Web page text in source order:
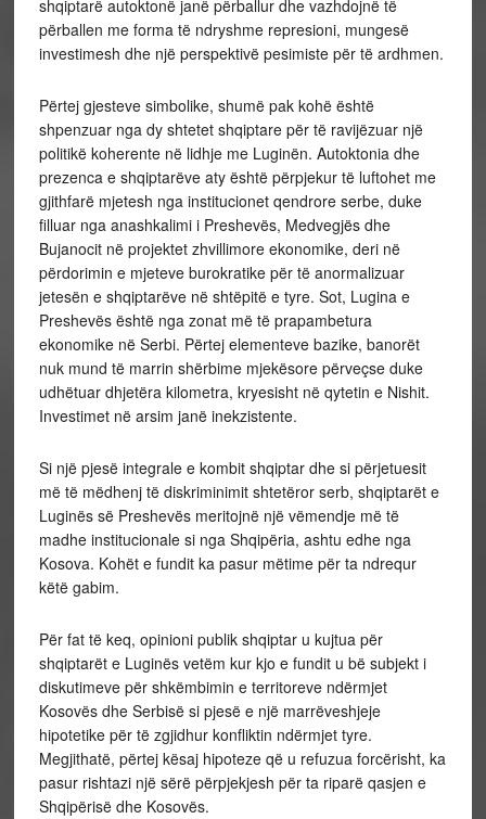
shqiptarë autoktonë janë përballur dhe vazhdojnë të
përballen me forma të ndryshme represioni, mungesë
investimesh dhe një perspektivë pesimiste për të ardhmen.
Përtej gjesteve simbolike, shumë pak kohë është
shpenzuar nga dy shtetet shqiptare për të ravijëzuar një
politikë koherente në lidhje me Luginën. Autoktonia dhe
prezenca e shqiptarëve aty është përpjekur të luftohet me
gjithfarë mjetesh nga institucionet qendrore serbe, duke
filluar nga anashkalimi i Preshevës, Medvegjës dhe
Bujanocit në projektet zhvillimore ekonomike, deri në
përdorimin e mjeteve burokratike për të anormalizuar
jetesën e shqiptarëve në shtëpitë e tyre. Sot, Lugina e
Preshevës është nga zonat më të prapambetura
ekonomike në Serbi. Përtej elementeve bazike, banorët
nuk mund të marrin shërbime mjekësore përveçse duke
udhëtuar dhjetëra kilometra, kryesisht në qytetin e Nishit.
Investimet në arsim janë inekzistente.
Si një pjesë integrale e kombit shqiptar dhe si përjetuesit
më të mëdhenj të diskriminimit shtetëror serb, shqiptarët e
Luginës së Preshevës meritojnë një vëmendje më të
madhe institucionale si nga Shqipëria, ashtu edhe nga
Kosova. Kohët e fundit ka pasur mëtime për ta ndrequr
këtë gabim.
Për fat të keq, opinioni publik shqiptar u kujtua për
shqiptarët e Luginës vetëm kur kjo e fundit u bë subjekt i
diskutimeve për shkëmbimin e territoreve ndërmjet
Kosovës dhe Serbisë si pjesë e një marrëveshjeje
hipotetike për të zgjidhur konfliktin ndërmjet tyre.
Megjithatë, përtej kësaj hipoteze që u refuzua forcërisht, ka
pasur rishtazi një sërë përpjekjesh për ta riparë qasjen e
Shqipërisë dhe Kosovës.